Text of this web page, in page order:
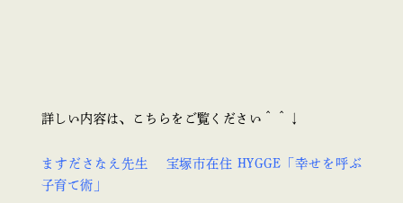
詳しい内容は、こちらをご覧ください＾＾↓
ますださなえ先生 宝塚市在住 HYGGE「幸せを呼ぶ
子育て術」